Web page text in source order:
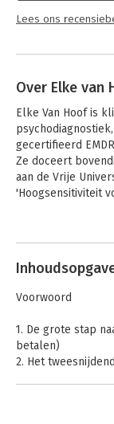
Lees ons
Over Elke van
Elke Van Hoof is
gecertifieerd
Ze doceert
aan de Vrije
'Hoogsensitiviteit
Andere
Voorwoord
1. De grote stap
betalen)
2. Het